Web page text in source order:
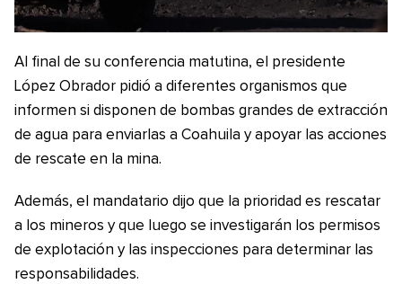
Al final de su conferencia matutina, el presidente
López Obrador pidió a diferentes organismos que
informen si disponen de bombas grandes de extracción
de agua para enviarlas a Coahuila y apoyar las acciones
de rescate en la mina.
Además, el mandatario dijo que la prioridad es rescatar
a los mineros y que luego se investigarán los permisos
de explotación y las inspecciones para determinar las
responsabilidades.